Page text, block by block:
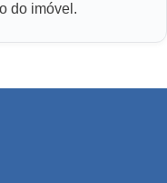
do imóvel.